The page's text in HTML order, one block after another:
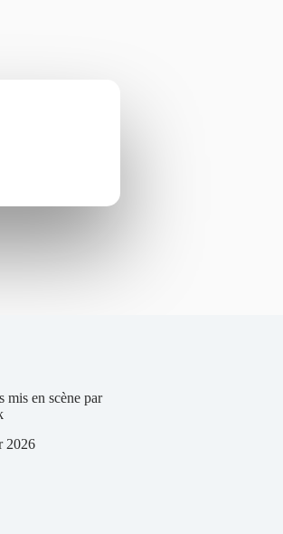
mis en scène par
2026